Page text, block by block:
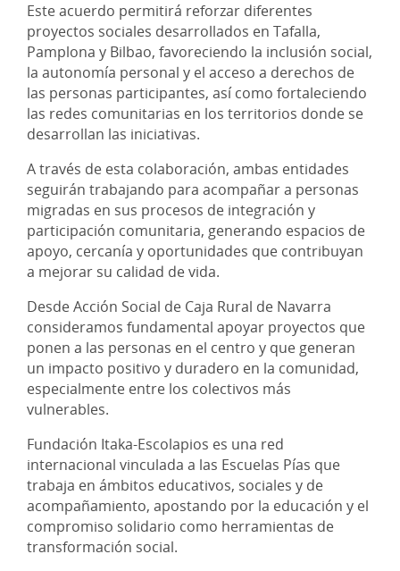
Este acuerdo permitirá reforzar diferentes
proyectos sociales desarrollados en Tafalla,
Pamplona y Bilbao, favoreciendo la inclusión social,
la autonomía personal y el acceso a derechos de
las personas participantes, así como fortaleciendo
las redes comunitarias en los territorios donde se
desarrollan las iniciativas.
A través de esta colaboración, ambas entidades
seguirán trabajando para acompañar a personas
migradas en sus procesos de integración y
participación comunitaria, generando espacios de
apoyo, cercanía y oportunidades que contribuyan
a mejorar su calidad de vida.
Desde Acción Social de Caja Rural de Navarra
consideramos fundamental apoyar proyectos que
ponen a las personas en el centro y que generan
un impacto positivo y duradero en la comunidad,
especialmente entre los colectivos más
vulnerables.
Fundación Itaka-Escolapios es una red
internacional vinculada a las Escuelas Pías que
trabaja en ámbitos educativos, sociales y de
acompañamiento, apostando por la educación y el
compromiso solidario como herramientas de
transformación social.